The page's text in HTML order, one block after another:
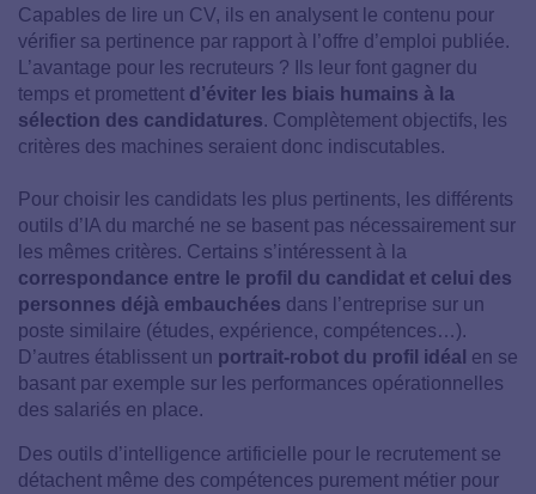
Capables de lire un CV, ils en analysent le contenu pour
vérifier sa pertinence par rapport à l’offre d’emploi publiée.
L’avantage pour les recruteurs ? Ils leur font gagner du
temps et promettent d’éviter les biais humains à la
sélection des candidatures. Complètement objectifs, les
critères des machines seraient donc indiscutables.
Pour choisir les candidats les plus pertinents, les différents
outils d’IA du marché ne se basent pas nécessairement sur
les mêmes critères. Certains s’intéressent à la
correspondance entre le profil du candidat et celui des
personnes déjà embauchées dans l’entreprise sur un
poste similaire (études, expérience, compétences…).
D’autres établissent un portrait-robot du profil idéal en se
basant par exemple sur les performances opérationnelles
des salariés en place.
Des outils d’intelligence artificielle pour le recrutement se
détachent même des compétences purement métier pour